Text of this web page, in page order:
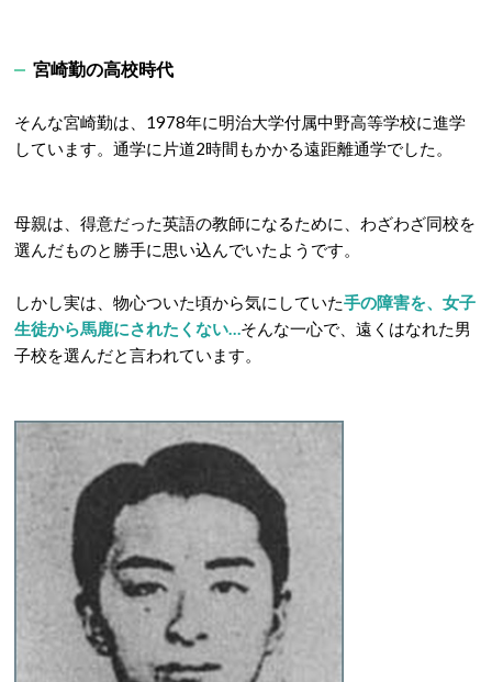
宮崎勤の高校時代
そんな宮崎勤は、1978年に明治大学付属中野高等学校に進学
しています。通学に片道2時間もかかる遠距離通学でした。
母親は、得意だった英語の教師になるために、わざわざ同校を
選んだものと勝手に思い込んでいたようです。
しかし実は、物心ついた頃から気にしていた手の障害を、女子
生徒から馬鹿にされたくない…そんな一心で、遠くはなれた男
子校を選んだと言われています。